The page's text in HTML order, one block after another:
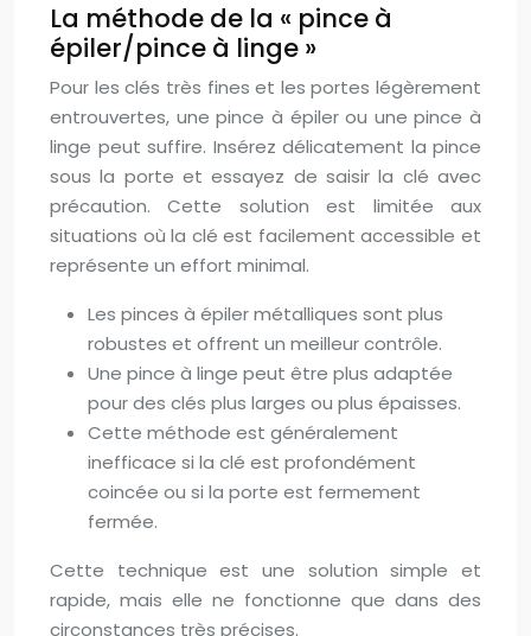
La méthode de la « pince à
épiler/pince à linge »
Pour les clés très fines et les portes légèrement
entrouvertes, une pince à épiler ou une pince à
linge peut suffire. Insérez délicatement la pince
sous la porte et essayez de saisir la clé avec
précaution. Cette solution est limitée aux
situations où la clé est facilement accessible et
représente un effort minimal.
Les pinces à épiler métalliques sont plus
robustes et offrent un meilleur contrôle.
Une pince à linge peut être plus adaptée
pour des clés plus larges ou plus épaisses.
Cette méthode est généralement
inefficace si la clé est profondément
coincée ou si la porte est fermement
fermée.
Cette technique est une solution simple et
rapide, mais elle ne fonctionne que dans des
circonstances très précises.